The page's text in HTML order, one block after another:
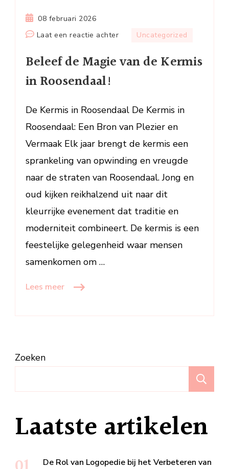
08 februari 2026
Laat een reactie achterop
de
Kermis
in
Roosendaal!
Uncategorized
Beleef de Magie van de Kermis
in Roosendaal!
De Kermis in Roosendaal De Kermis in
Roosendaal: Een Bron van Plezier en
Vermaak Elk jaar brengt de kermis een
sprankeling van opwinding en vreugde
naar de straten van Roosendaal. Jong en
oud kijken reikhalzend uit naar dit
kleurrijke evenement dat traditie en
moderniteit combineert. De kermis is een
feestelijke gelegenheid waar mensen
samenkomen om …
Lees meer
Zoeken
Laatste artikelen
De Rol van Logopedie bij het Verbeteren van